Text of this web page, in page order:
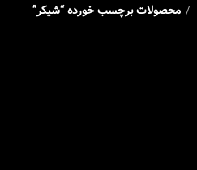
محصولات برچسب خورده “شیکر”